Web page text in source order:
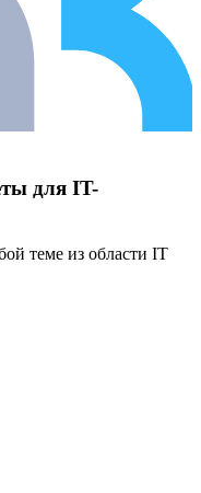
для IT-
теме из области IT